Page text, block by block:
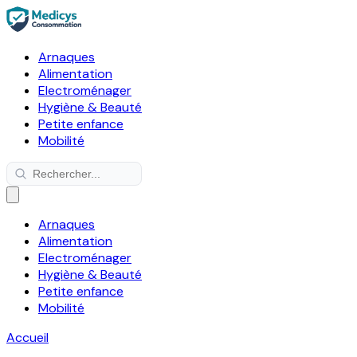
Arnaques
Alimentation
Electroménager
Hygiène & Beauté
Petite enfance
Mobilité
Arnaques
Alimentation
Electroménager
Hygiène & Beauté
Petite enfance
Mobilité
Accueil